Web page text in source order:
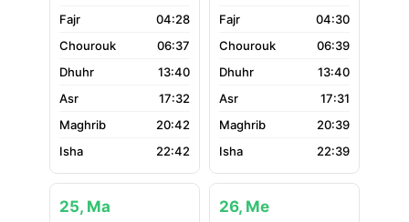
04:28
06:37
13:40
17:32
20:42
22:42
04:30
06:39
13:40
17:31
20:39
22:39
25, Ma 26, Me